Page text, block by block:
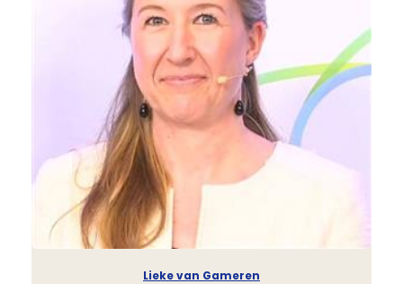
Lieke van Gameren